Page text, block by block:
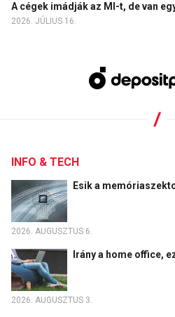
A cégek imádják az MI-t, de van
2026. JÚLIUS 16.
INFO & TECH
Esik a
2026. AUGUSZTUS 6.
Irány a home office,
2026. AUGUSZTUS 3.